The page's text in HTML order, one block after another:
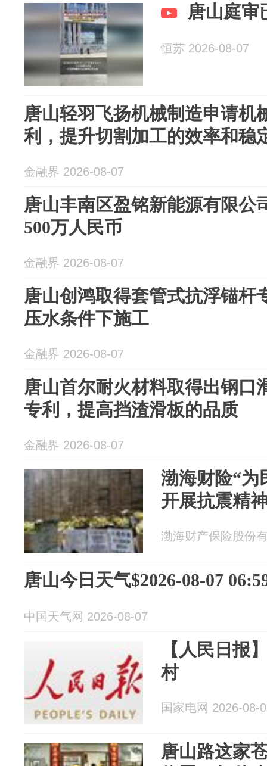
唐山庭审
恒苏 2026-08-07
唐山轻羽飞扬机械制造申请机
利，提升切割加工的效率和稳
金融界 2026-08-07
唐山丰南区盈铭新能源有限公
500万人民币
金融界 2026-08-07
唐山创鸿取得套管式抗浮锚杆
压水条件下施工
金融界 2026-08-07
唐山首尔耐火材料取得出钢口
专利，提高挡渣滑板的品质
金融界 2026-08-07
渤海财险“为
开展抗震精
渤海财产保险股份
唐山今日天气$2026-08-07
中国天气网 2026-08-07
【人民日报
村
国家电网 2026-08-
唐山路这家